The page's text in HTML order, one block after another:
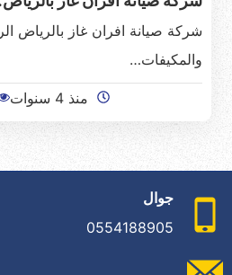
شركة صيانة افران غاز بالرياض
والمكيفات…
منذ 4 سنوات
جوال
0554188905